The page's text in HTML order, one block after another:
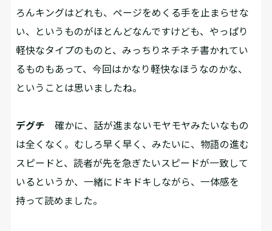
ろんキングはどれも、ページをめくる手を止まらせな
い、というものがほとんどなんですけども、やっぱり
軽快なタイプのものと、みっちりネチネチ書かれてい
るものもあって、今回はかなり軽快なほうなのかな、
ということは思いましたね。
デグチ 確かに、話が進まないモヤモヤみたいなもの
は全くなく。むしろ早く早く、みたいに、物語の進む
スピードと、読者が先を急ぎたいスピードが一致して
いるというか、一緒にドキドキしながら、一体感を
持って読めました。